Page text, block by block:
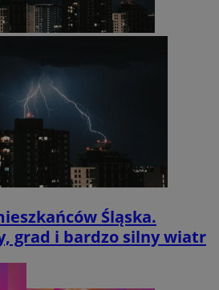
Śląska.
grad i bardzo silny wiatr